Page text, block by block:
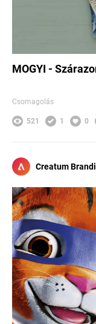
MOGYI -
Csomagolás
521 1 0
Creatum